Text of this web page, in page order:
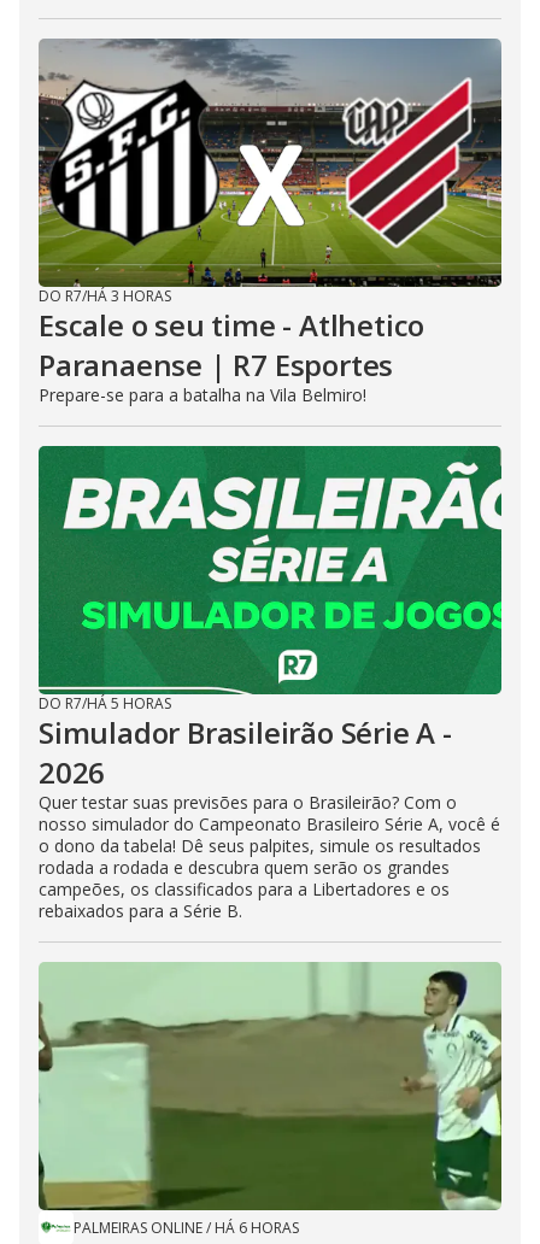
DO R7/HÁ 3 HORAS
Escale o seu time - Atlhetico
Paranaense | R7 Esportes
Prepare-se para a batalha na Vila Belmiro!
DO R7/HÁ 5 HORAS
Simulador Brasileirão Série A -
2026
Quer testar suas previsões para o Brasileirão? Com o
nosso simulador do Campeonato Brasileiro Série A, você é
o dono da tabela! Dê seus palpites, simule os resultados
rodada a rodada e descubra quem serão os grandes
campeões, os classificados para a Libertadores e os
rebaixados para a Série B.
PALMEIRAS ONLINE/ HÁ 6 HORAS